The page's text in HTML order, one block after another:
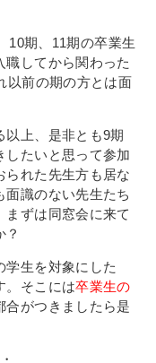
10期、11期の卒業生
職してから関わった
以前の期の方とは面
以上、是非とも9期
したいと思って参加
られた先生方も居な
面識のない先生たち
まずは同窓会に来て
？
学生を対象にした
。そこには卒業生の
合がつきましたら是